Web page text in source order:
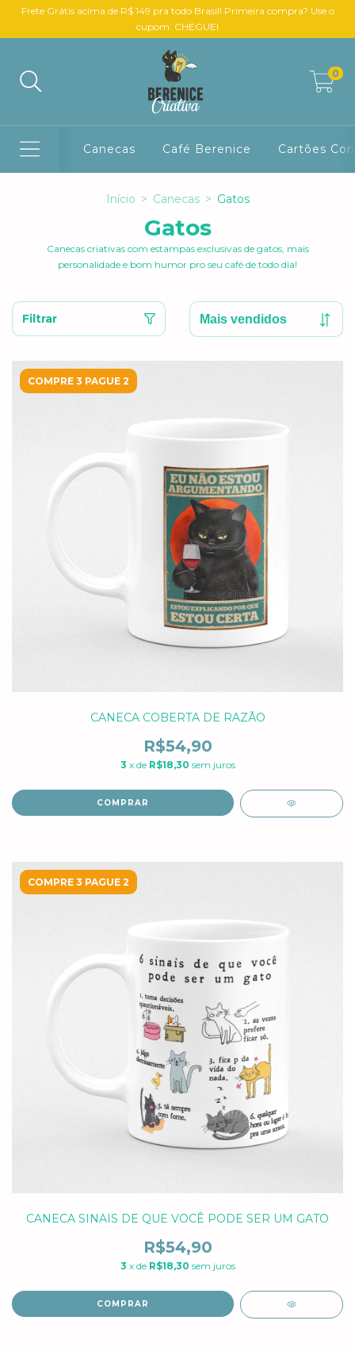
Frete Grátis acima de R$ 149 pra todo Brasil! Primeira compra? Use o
cupom: CHEGUEI
0
Canecas Café Berenice Cartões
Início > Canecas > Gatos
Gatos
Canecas criativas com estampas exclusivas de gatos, mais
personalidade e bom humor pro seu café de todo dia!
Filtrar
COMPRE 3 PAGUE 2
CANECA COBERTA DE RAZÃO
R$54,90
3 x de R$18,30 sem juros
COMPRAR
COMPRE 3 PAGUE 2
CANECA SINAIS DE QUE VOCÊ PODE SER UM GATO
R$54,90
3 x de R$18,30 sem juros
COMPRAR